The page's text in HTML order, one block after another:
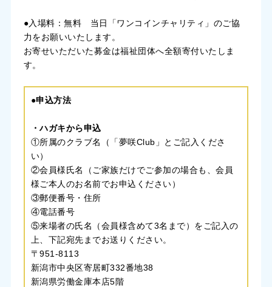
●入場料：無料 当日「ワンコインチャリティ」のご協
力をお願いいたします。
お寄せいただいた募金は福祉団体へ全額寄付いたしま
す。
●申込方法
・ハガキから申込
①所属のクラブ名（「夢咲Club」とご記入くださ
い）
②会員様氏名（ご家族だけでご参加の場合も、会員
様ご本人のお名前でお申込ください）
③郵便番号・住所
④電話番号
⑤来場者の氏名（会員様含めて3名まで）をご記入の
上、下記宛先までお送りください。
〒951-8113
新潟市中央区寄居町332番地38
新潟県労働金庫本店5階